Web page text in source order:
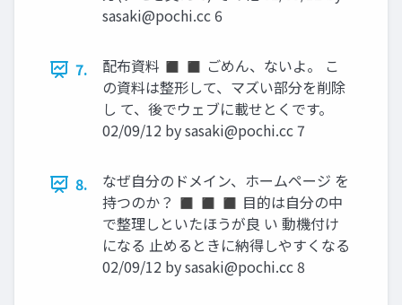
sasaki@pochi.cc6
7.
配布資料 ◼ ◼ ごめん、ないよ。 こ
の資料は整形して、マズい部分を削除
し て、後でウェブに載せとくです。
02/09/12 bysasaki@pochi.cc7
8.
なぜ自分のドメイン、ホームページ を
持つのか？ ◼ ◼ ◼ 目的は自分の中
で整理しといたほうが良 い 動機付け
になる 止めるときに納得しやすくなる
02/09/12 bysasaki@pochi.cc8